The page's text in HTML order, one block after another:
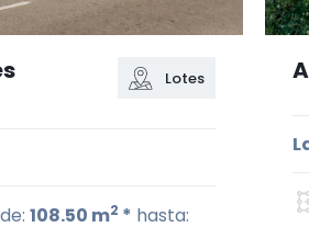
Lotes
108.50 m2 * hasta: